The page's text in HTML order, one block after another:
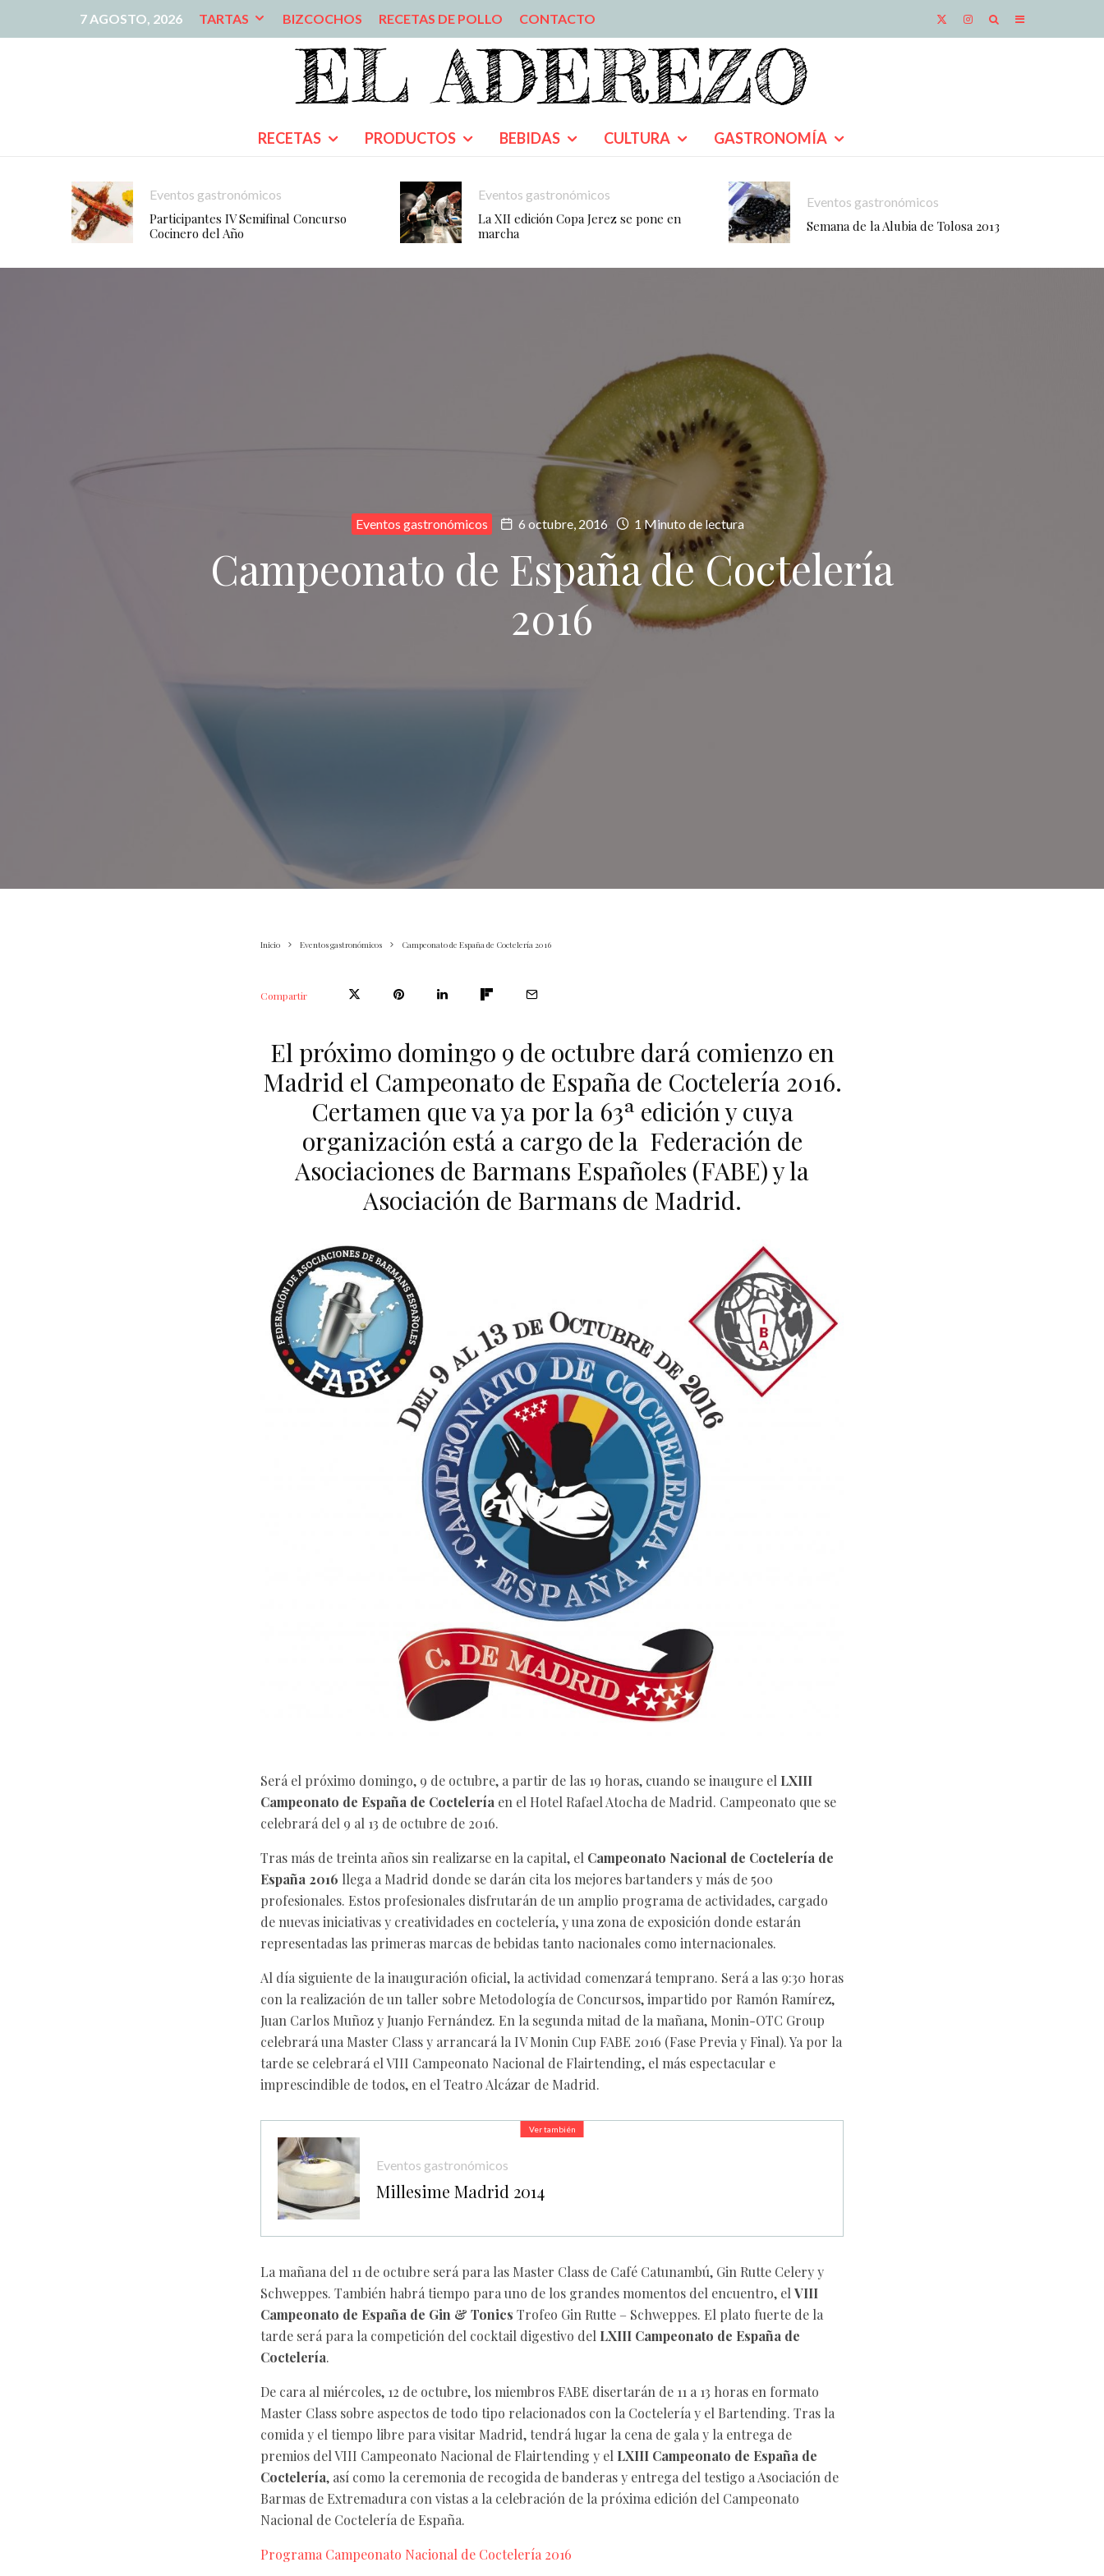
7 AGOSTO, 2026 TARTAS BIZCOCHOS RECETAS DE POLLO CONTACTO
RECETAS PRODUCTOS BEBIDAS CULTURA GASTRONOMÍA
Eventos gastronómicos
Participantes IV Semifinal Concurso
Cocinero del Año
Eventos gastronómicos
La XII edición Copa Jerez se pone en
marcha
Eventos gastronómicos
Semana de la Alubia de Tolosa 2013
Eventos gastronómicos 6 octubre, 2016 1 Minuto de lectura
Campeonato de España de Coctelería
2016
Inicio Eventos gastronómicos Campeonato de España de Coctelería 2016
Compartir
El próximo domingo 9 de octubre dará comienzo en
Madrid el Campeonato de España de Coctelería 2016.
Certamen que va ya por la 63ª edición y cuya
organización está a cargo de la Federación de
Asociaciones de Barmans Españoles (FABE) y la
Asociación de Barmans de Madrid.
Será el próximo domingo, 9 de octubre, a partir de las 19 horas, cuando se inaugure el LXIII
Campeonato de España de Coctelería en el Hotel Rafael Atocha de Madrid. Campeonato que se
celebrará del 9 al 13 de octubre de 2016.
Tras más de treinta años sin realizarse en la capital, el Campeonato Nacional de Coctelería de
España 2016 llega a Madrid donde se darán cita los mejores bartanders y más de 500
profesionales. Estos profesionales disfrutarán de un amplio programa de actividades, cargado
de nuevas iniciativas y creatividades en coctelería, y una zona de exposición donde estarán
representadas las primeras marcas de bebidas tanto nacionales como internacionales.
Al día siguiente de la inauguración oficial, la actividad comenzará temprano. Será a las 9:30 horas
con la realización de un taller sobre Metodología de Concursos, impartido por Ramón Ramírez,
Juan Carlos Muñoz y Juanjo Fernández. En la segunda mitad de la mañana, Monin-OTC Group
celebrará una Master Class y arrancará la IV Monin Cup FABE 2016 (Fase Previa y Final). Ya por la
tarde se celebrará el VIII Campeonato Nacional de Flairtending, el más espectacular e
imprescindible de todos, en el Teatro Alcázar de Madrid.
Ver también
Eventos gastronómicos
Millesime Madrid 2014
La mañana del 11 de octubre será para las Master Class de Café Catunambú, Gin Rutte Celery y
Schweppes. También habrá tiempo para uno de los grandes momentos del encuentro, el VIII
Campeonato de España de Gin & Tonics Trofeo Gin Rutte – Schweppes. El plato fuerte de la
tarde será para la competición del cocktail digestivo del LXIII Campeonato de España de
Coctelería.
De cara al miércoles, 12 de octubre, los miembros FABE disertarán de 11 a 13 horas en formato
Master Class sobre aspectos de todo tipo relacionados con la Coctelería y el Bartending. Tras la
comida y el tiempo libre para visitar Madrid, tendrá lugar la cena de gala y la entrega de
premios del VIII Campeonato Nacional de Flairtending y el LXIII Campeonato de España de
Coctelería, así como la ceremonia de recogida de banderas y entrega del testigo a Asociación de
Barmas de Extremadura con vistas a la celebración de la próxima edición del Campeonato
Nacional de Coctelería de España.
Programa Campeonato Nacional de Coctelería 2016